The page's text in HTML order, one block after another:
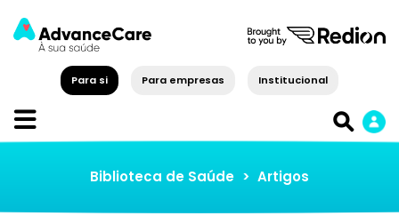
Para si Para empresas Institucional
Biblioteca de Saúde > Artigos